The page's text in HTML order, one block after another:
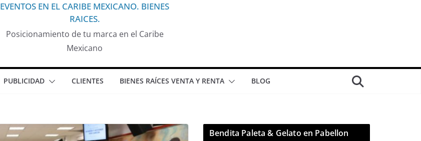
EVENTOS EN EL CARIBE MEXICANO. BIENES
RAICES.
Posicionamiento de tu marca en el Caribe
Mexicano
PUBLICIDAD CLIENTES BIENES RAÍCES VENTA Y RENTA BLOG
Bendita Paleta & Gelato en Pabellon